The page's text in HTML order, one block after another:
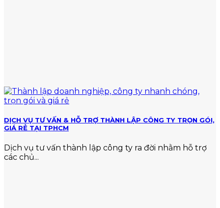
DỊCH VỤ TƯ VẤN & HỖ TRỢ THÀNH LẬP CÔNG TY TRỌN GÓI,
GIÁ RẺ TẠI TPHCM
Dịch vụ tư vấn thành lập công ty ra đời nhằm hỗ trợ
các chủ...